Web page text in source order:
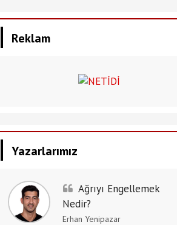
Reklam
Yazarlarımız
Ağrıyı Engellemek
Nedir?
Erhan Yenipazar